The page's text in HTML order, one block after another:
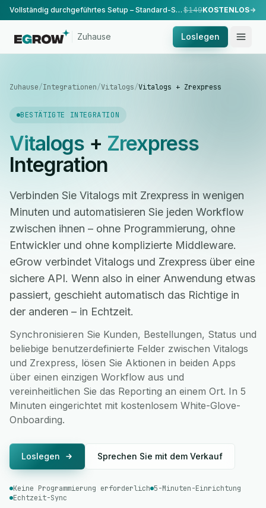
Vollständig durchgeführtes Setup – Standard-Setup, durchgeführt von unserem Team. $149KOSTENLOS
Zuhause Loslegen
Zuhause/Integrationen/Vitalogs/Vitalogs + Zrexpress
BESTÄTIGTE INTEGRATION
Vitalogs+ Zrexpress
Integration
Verbinden Sie Vitalogs mit Zrexpress in wenigen
Minuten und automatisieren Sie jeden Workflow
zwischen ihnen – ohne Programmierung, ohne
Entwickler und ohne komplizierte Middleware.
eGrow verbindet Vitalogs und Zrexpress über eine
sichere API. Wenn also in einer Anwendung etwas
passiert, geschieht automatisch das Richtige in
der anderen – in Echtzeit.
Synchronisieren Sie Kunden, Bestellungen, Status und
beliebige benutzerdefinierte Felder zwischen Vitalogs
und Zrexpress, lösen Sie Aktionen in beiden Apps
über einen einzigen Workflow aus und
vereinheitlichen Sie das Reporting an einem Ort. In 5
Minuten eingerichtet mit kostenlosem White-Glove-
Onboarding.
Loslegen Sprechen Sie mit dem Verkauf
Keine Programmierung erforderlich 5-Minuten-Einrichtung
Echtzeit-Sync